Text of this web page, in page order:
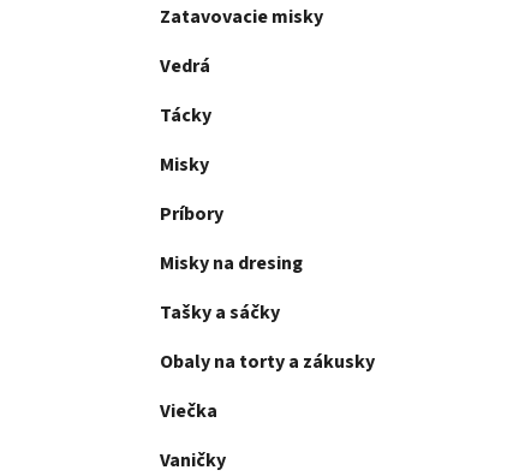
Zatavovacie misky
Vedrá
Tácky
Misky
Príbory
Misky na dresing
Tašky a sáčky
Obaly na torty a zákusky
Viečka
Vaničky